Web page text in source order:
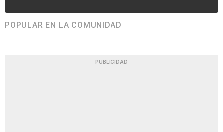
POPULAR EN LA COMUNIDAD
PUBLICIDAD